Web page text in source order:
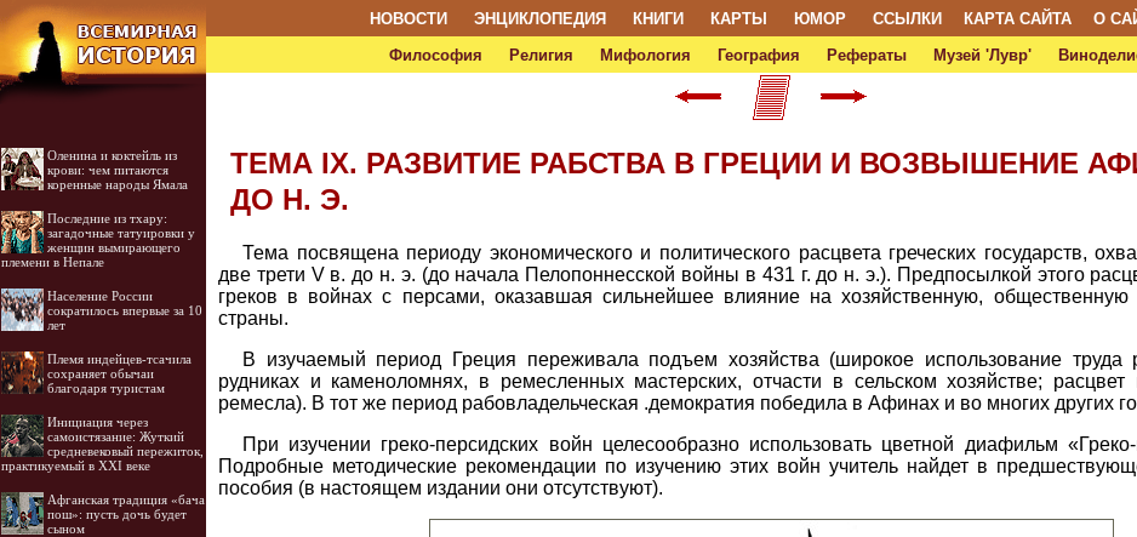
НОВОСТИ ЭНЦИКЛОПЕДИЯ КНИГИ КАРТЫ ЮМОР ССЫЛКИ КАРТА САЙТА
О
Философия
Религия Мифология География Рефераты Музей 'Лувр'
Оленина и коктейль из
крови: чем питаются
коренные народы Ямала
Последние из тхару:
загадочные татуировки у
женщин вымирающего
племени в Непале
Население России
сократилось впервые за 10
лет
Племя индейцев-тсачила
сохраняет обычаи
благодаря туристам
Инициация через
самоистязание: Жуткий
средневековый пережиток,
практикуемый в XXI веке
Афганская традиция «бача
пош»: пусть дочь будет
сыном
ТЕМА IX. РАЗВИТИЕ РАБСТВА В ГРЕЦИИ И ВОЗВЫШЕНИЕ
ДО Н. Э.
Тема посвящена периоду экономического и политического расцвета греческих государств,
две трети V в. до н. э. (до начала Пелопоннесской войны в 431 г. до н. э.). Предпосылкой этого
греков в войнах с персами, оказавшая сильнейшее влияние на хозяйственную, общественную
страны.
В изучаемый период Греция переживала подъем хозяйства (широкое использование труда
рудниках и каменоломнях, в ремесленных мастерских, отчасти в сельском хозяйстве; расцвет
ремесла). В тот же период рабовладельческая .демократия победила в Афинах и во многих других
При изучении греко-персидских войн целесообразно использовать цветной диафильм
Подробные методические рекомендации по изучению этих войн учитель найдет в
пособия (в настоящем издании они отсутствуют).